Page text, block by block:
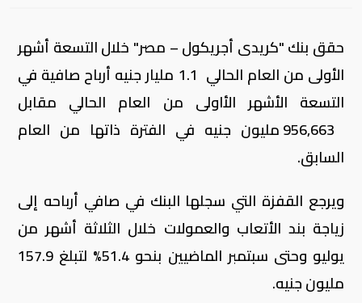
حقق بنك "كريدى أجريكول – مصر" خلال التسعة أشهر
الأولى من العام الحالي 1.1 مليار جنيه أرباح صافية في
التسعة الأشهر الأاولى من العام الحالي مقابل
956,663 مليون جنيه في الفترة ذاتها من العام
السابق.
ويرجع القفزة التي سجلها البنك في صافي أرباحه إلى
زياجة بند الأتعاب والعمولات خلال الثلاثة أشهر من
يوليو وحتى سبتمبر الماضيين بنحو 51.4% لتبلغ 157.9
مليون جنيه.